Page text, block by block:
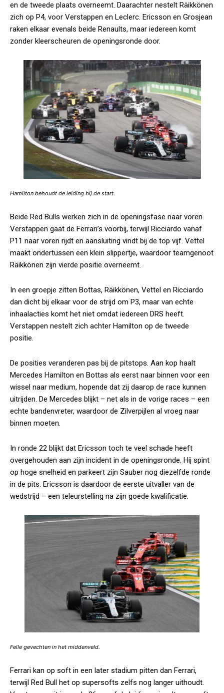
en de tweede plaats overneemt. Daarachter nestelt Räikkönen
zich op P4, voor Verstappen en Leclerc. Ericsson en Grosjean
raken elkaar evenals beide Renaults, maar iedereen komt
zonder kleerscheuren de openingsronde door.
Hamilton behoudt de leiding bij de start.
Beide Red Bulls werken zich in de openingsfase naar voren.
Verstappen gaat de Ferrari’s voorbij, terwijl Ricciardo vanaf
P11 naar voren rijdt en aansluiting vindt bij de top vijf. Vettel
maakt ondertussen een klein slippertje, waardoor teamgenoot
Räikkönen zijn vierde positie overneemt.
In een groepje zitten Bottas, Räikkönen, Vettel en Ricciardo
dan dicht bij elkaar voor de strijd om P3, maar van echte
inhaalacties komt het niet omdat iedereen DRS heeft.
Verstappen nestelt zich achter Hamilton op de tweede
positie.
De posities veranderen pas bij de pitstops. Aan kop haalt
Mercedes Hamilton en Bottas als eerst naar binnen voor een
wissel naar medium, hopende dat zij daarop de race kunnen
uitrijden. De Mercedes blijkt – net als in de vorige races – een
echte bandenvreter, waardoor de Zilverpijlen al vroeg naar
binnen moeten.
In ronde 22 blijkt dat Ericsson toch te veel schade heeft
overgehouden aan zijn incident in de openingsronde. Hij spint
op hoge snelheid en parkeert zijn Sauber nog diezelfde ronde
in de pits. Ericsson is daardoor de eerste uitvaller van de
wedstrijd – een teleurstelling na zijn goede kwalificatie.
Felle gevechten in het middenveld.
Ferrari kan op soft in een later stadium pitten dan Ferrari,
terwijl Red Bull het op supersofts zelfs nog langer uithoudt.